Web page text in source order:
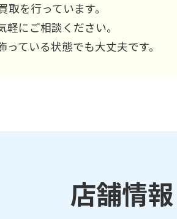
を行っています。
にご相談ください。
ている状態でも大丈夫です。
店舗情報